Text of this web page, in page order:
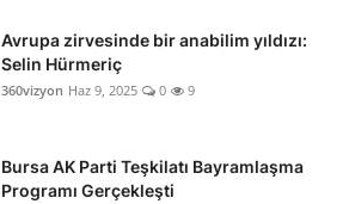
Avrupa zirvesinde bir anabilim yıldızı:
Selin Hürmeriç
360vizyon Haz 9, 2025 0 9
Bursa AK Parti Teşkilatı Bayramlaşma
Programı Gerçekleşti